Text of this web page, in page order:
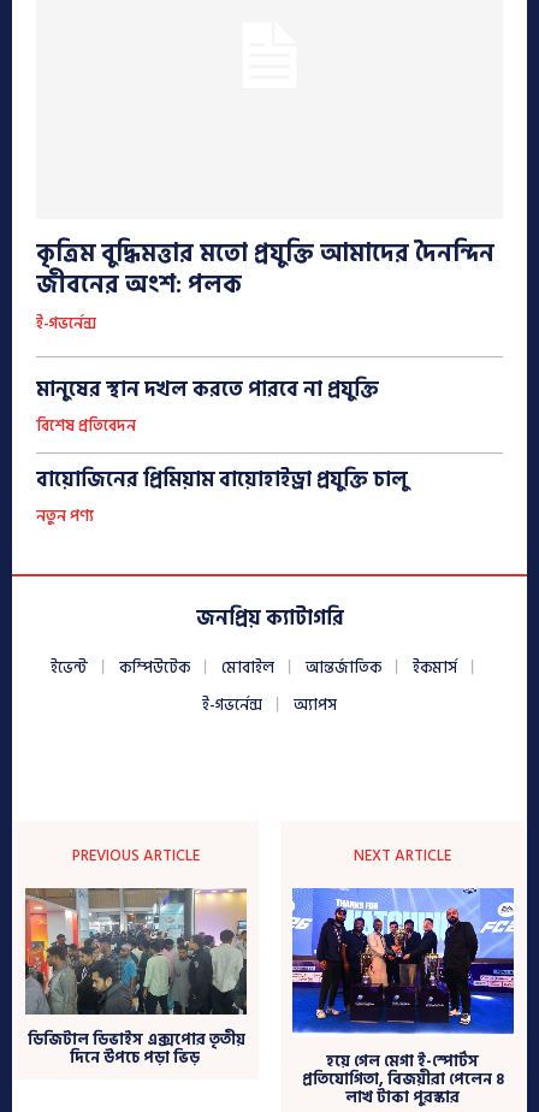
কৃত্রিম বুদ্ধিমত্তার মতো প্রযুক্তি আমাদের দৈনন্দিন
জীবনের অংশ: পলক
ই-গভর্নেন্স
মানুষের স্থান দখল করতে পারবে না প্রযুক্তি
বিশেষ প্রতিবেদন
বায়োজিনের প্রিমিয়াম বায়োহাইড্রা প্রযুক্তি চালু
নতুন পণ্য
জনপ্রিয় ক্যাটাগরি
ইভেন্ট কম্পিউটেক মোবাইল আন্তর্জাতিক
ইকমার্স
ই-গভর্নেন্স
অ্যাপস
PREVIOUS ARTICLE
ডিজিটাল ডিভাইস এক্সপোর তৃতীয়
দিনে উপচে পড়া ভিড়
NEXT ARTICLE
হয়ে গেল মেগা ই-স্পোর্টস
প্রতিযোগিতা, বিজয়ীরা পেলেন ৪
লাখ টাকা পুরস্কার